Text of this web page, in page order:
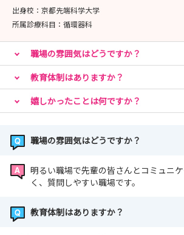
出身校： 京都先端科学大学
所属診療科目： 循環器科
職場の雰囲気はどうですか？
教育体制はありますか？
嬉しかったことは何ですか？
職場の雰囲気はどうですか？
明るい職場で先輩の皆さんとコミュニ
く、質問しやすい職場です。
教育体制はありますか？